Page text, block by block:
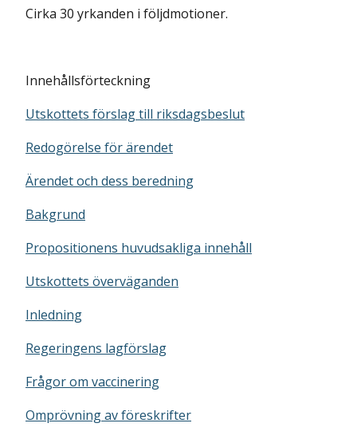
Cirka 30 yrkanden i följdmotioner.
Innehållsförteckning
Utskottets förslag till riksdagsbeslut
Redogörelse för ärendet
Ärendet och dess beredning
Bakgrund
Propositionens huvudsakliga innehåll
Utskottets överväganden
Inledning
Regeringens lagförslag
Frågor om vaccinering
Omprövning av föreskrifter